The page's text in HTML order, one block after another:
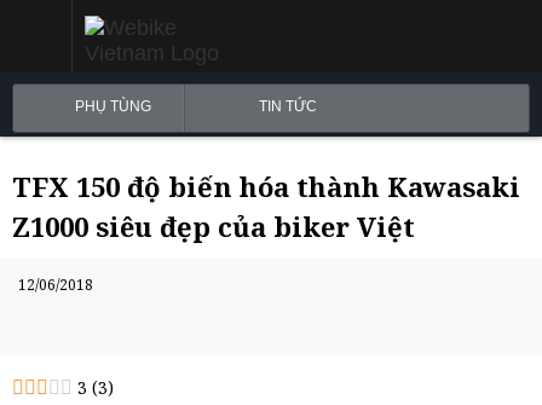
PHỤ TÙNG TIN TỨC
TFX 150 độ biến hóa thành Kawasaki
Z1000 siêu đẹp của biker Việt
12/06/2018
3 (3)